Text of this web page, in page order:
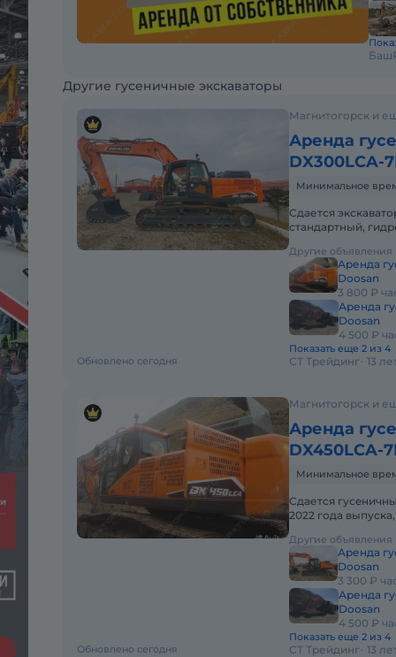
Другие гусеничные экскаваторы
Магнитогорск и
Аренда
DX300LCA-
Минимальное
Сдается
стандартный,
Другие объявления
Аренда
Doosan
3 800 ₽
Аренда
Doosan
4 500 ₽
Показать еще 2 из 4
Обновлено сегодня СТ Трейдинг 13
Магнитогорск и
Аренда
DX450LCA-
Минимальное
Cдaетcя
2022 годa
Другие объявления
Аренда
Doosan
3 300 ₽
Аренда
Doosan
4 500 ₽
Показать еще 2 из 4
Обновлено сегодня СТ Трейдинг 13